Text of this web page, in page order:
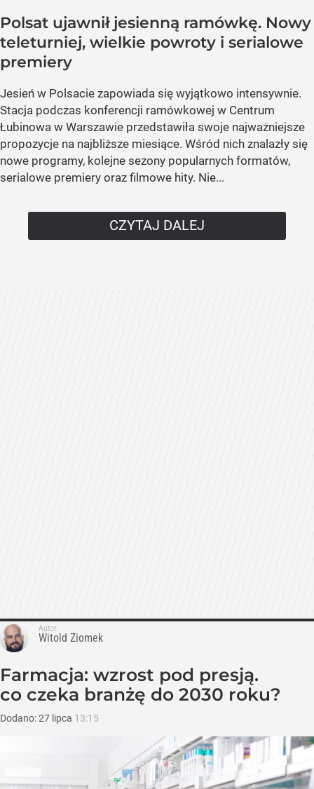
Polsat ujawnił jesienną ramówkę. Nowy
teleturniej, wielkie powroty i serialowe
premiery
Jesień w Polsacie zapowiada się wyjątkowo intensywnie.
Stacja podczas konferencji ramówkowej w Centrum
Łubinowa w Warszawie przedstawiła swoje najważniejsze
propozycje na najbliższe miesiące. Wśród nich znalazły się
nowe programy, kolejne sezony popularnych formatów,
serialowe premiery oraz filmowe hity. Nie...
CZYTAJ DALEJ
Autor:
Witold Ziomek
Farmacja: wzrost pod presją.
co czeka branżę do 2030 roku?
Dodano:27 lipca 13:15